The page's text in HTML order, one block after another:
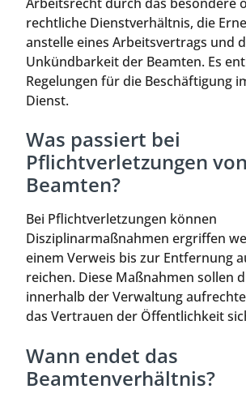
rechtliche Dienstverhältnis, die
anstelle eines Arbeitsvertrags und
Unkündbarkeit der Beamten. Es
Regelungen für die Beschäftigung
Dienst.
Was passiert bei
Pflichtverletzungen von
Beamten?
Bei Pflichtverletzungen können
Disziplinarmaßnahmen ergriffen
einem Verweis bis zur Entfernung
reichen. Diese Maßnahmen sollen
innerhalb der Verwaltung
das Vertrauen der Öffentlichkeit
Wann endet das
Beamtenverhältnis?